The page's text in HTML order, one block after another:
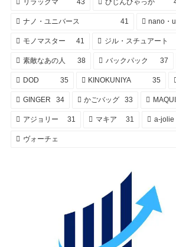
リラックマ 43 びじんひゃっか
ナノ・ユニバース 41 nano・
モノマスター 41 ジル・スチュアート
素敵なあの人 38 バックパック 37
DOD 35 KINOKUNIYA 35
GINGER 34 かごバッグ 33
アジョリー 31 マキア 31 a-jolie
ヴォーチェ